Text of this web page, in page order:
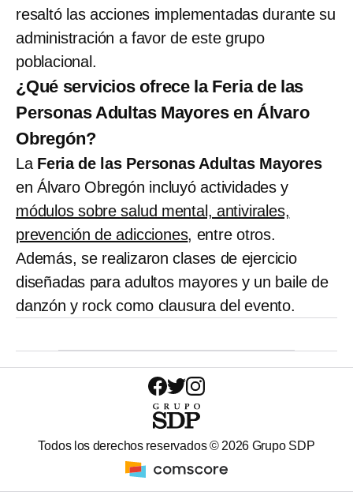
resaltó las acciones implementadas durante su
administración a favor de este grupo
poblacional.
¿Qué servicios ofrece la Feria de las
Personas Adultas Mayores en Álvaro
Obregón?
La Feria de las Personas Adultas Mayores
en Álvaro Obregón incluyó actividades y
módulos sobre salud mental, antivirales,
prevención de adicciones, entre otros.
Además, se realizaron clases de ejercicio
diseñadas para adultos mayores y un baile de
danzón y rock como clausura del evento.
Todos los derechos reservados © 2026 Grupo SDP